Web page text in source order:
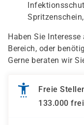
Haben Sie
Bereich, oder
Gerne beraten wir
Freie
133.000